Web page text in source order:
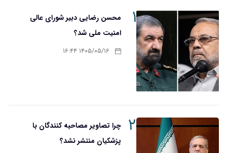
۱
محسن رضایی دبیر شورای عالی
امنیت ملی شد؟
۱۴۰۵/۰۵/۱۶ ۱۶:۴۴
۲
چرا تصاویر مصاحبه کنندگان با
پزشکیان منتشر نشد؟